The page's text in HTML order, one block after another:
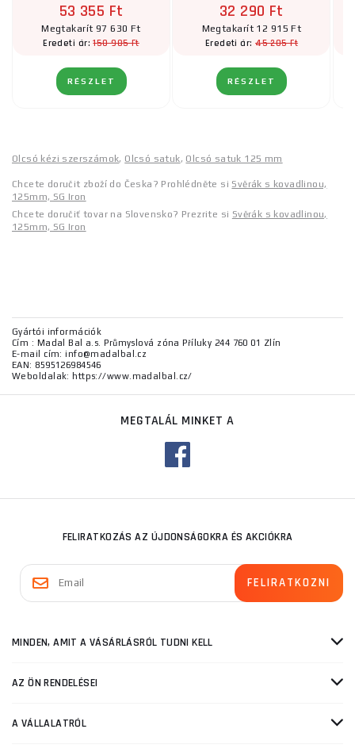
53 355 Ft
Megtakarít 97 630 Ft
Eredeti ár:150 985 Ft
RÉSZLET
32 290 Ft
Megtakarít 12 915 Ft
Eredeti ár:45 205 Ft
RÉSZLET
Olcsó kézi szerszámok, Olcsó satuk, Olcsó satuk 125 mm
Chcete doručit zboží do Česka? Prohlédněte si Svěrák s kovadlinou,
125mm, SG Iron
Chcete doručiť tovar na Slovensko? Prezrite si Svěrák s kovadlinou,
125mm, SG Iron
Gyártói információk
Cím : Madal Bal a.s. Průmyslová zóna Příluky 244 760 01 Zlín
E-mail cím: info@madalbal.cz
EAN: 8595126984546
Weboldalak: https://www.madalbal.cz/
MEGTALÁL MINKET A
FELIRATKOZÁS AZ ÚJDONSÁGOKRA ÉS AKCIÓKRA
MINDEN, AMIT A VÁSÁRLÁSRÓL TUDNI KELL
AZ ÖN RENDELÉSEI
A VÁLLALATRÓL